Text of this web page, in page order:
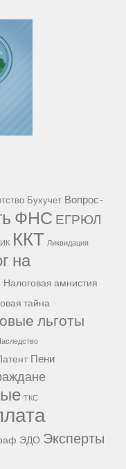
Бухучет Вопрос-
ФНС ЕГРЮЛ
ККТ Ликвидация
на
Налоговая амнистия
тайна
льготы
Пени
ТКС
ЭДО Эксперты